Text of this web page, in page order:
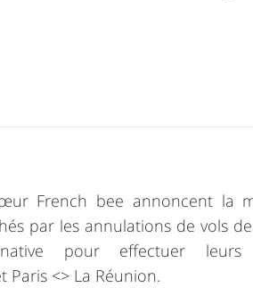
French bee annoncent la
par les annulations de vols
pour effectuer
Paris <> La Réunion.